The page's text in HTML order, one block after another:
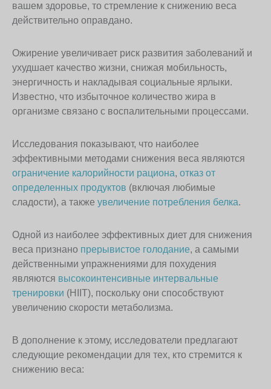
вашем здоровье, то стремление к снижению веса
действительно оправдано.
Ожирение увеличивает риск развития заболеваний и
ухудшает качество жизни, снижая мобильность,
энергичность и накладывая социальные ярлыки.
Известно, что избыточное количество жира в
организме связано с воспалительными процессами.
Исследования показывают, что наиболее
эффективными методами снижения веса являются
ограничение калорийности рациона, отказ от
определенных продуктов (включая любимые
сладости), а также увеличение потребления белка.
Одной из наиболее эффективных диет для снижения
веса признано прерывистое голодание, а самыми
действенными упражнениями для похудения
являются высокоинтенсивные интервальные
тренировки (HIIT), поскольку они способствуют
увеличению скорости метаболизма.
В дополнение к этому, исследователи предлагают
следующие рекомендации для тех, кто стремится к
снижению веса: